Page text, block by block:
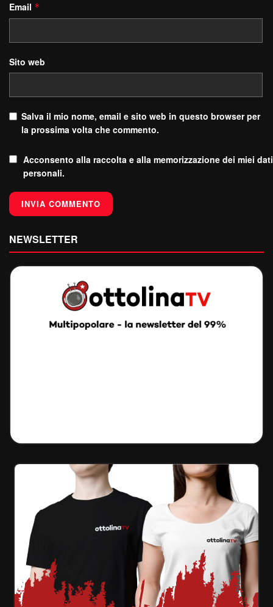
Email *
Sito web
Salva il mio nome, email e sito web in questo browser per
la prossima volta che commento.
Acconsento alla raccolta e alla memorizzazione dei miei dati
personali.
NEWSLETTER